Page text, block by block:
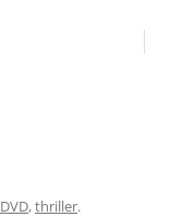
DVD,thriller.